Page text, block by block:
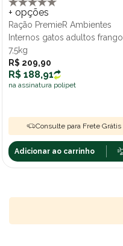
+ opções
Ração PremieR Ambientes
Internos gatos adultos frango
7,5kg
R$ 209,90
R$ 188,91
na assinatura polipet
Consulte para Frete Grátis
Adicionar ao carrinho